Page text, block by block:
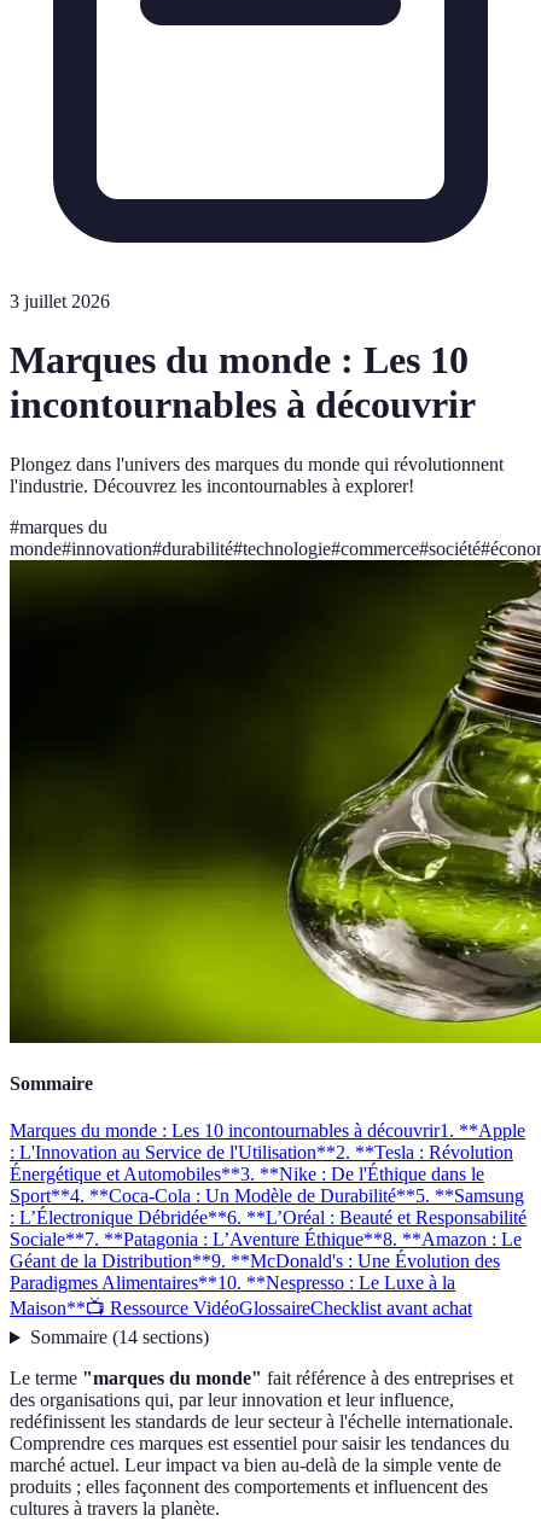
3 juillet 2026
Marques du monde : Les 10
incontournables à découvrir
Plongez dans l'univers des marques du monde qui révolutionnent
l'industrie. Découvrez les incontournables à explorer!
#marques du
monde#innovation#durabilité#technologie#commerce#société#
Sommaire
Marques du monde : Les 10 incontournables à découvrir1. **Apple
: L'Innovation au Service de l'Utilisation**2. **Tesla : Révolution
Énergétique et Automobiles**3. **Nike : De l'Éthique dans le
Sport**4. **Coca-Cola : Un Modèle de Durabilité**5. **Samsung
: L’Électronique Débridée**6. **L’Oréal : Beauté et Responsabilité
Sociale**7. **Patagonia : L’Aventure Éthique**8. **Amazon : Le
Géant de la Distribution**9. **McDonald's : Une Évolution des
Paradigmes Alimentaires**10. **Nespresso : Le Luxe à la
Maison**📺 Ressource VidéoGlossaireChecklist avant achat
Sommaire(14 sections)
Le terme "marques du monde" fait référence à des entreprises et
des organisations qui, par leur innovation et leur influence,
redéfinissent les standards de leur secteur à l'échelle internationale.
Comprendre ces marques est essentiel pour saisir les tendances du
marché actuel. Leur impact va bien au-delà de la simple vente de
produits ; elles façonnent des comportements et influencent des
cultures à travers la planète.